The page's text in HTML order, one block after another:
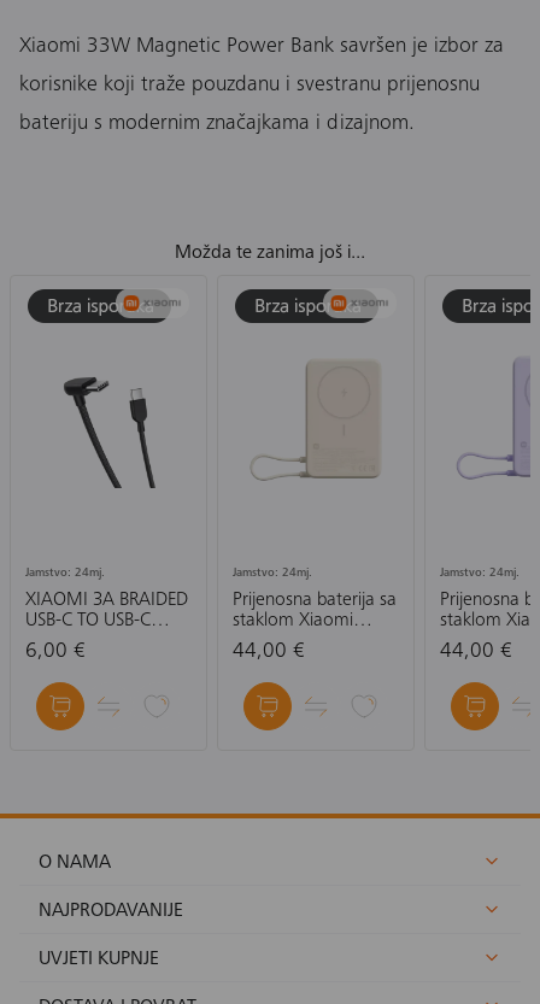
Xiaomi 33W Magnetic Power Bank savršen je izbor za
korisnike koji traže pouzdanu i svestranu prijenosnu
bateriju s modernim značajkama i dizajnom.
Možda te zanima još i...
Jamstvo: 24mj.
XIAOMI 3A BRAIDED
USB-C TO USB-C
CABLE (10CM)-
KABEL
6,00 €
Jamstvo: 24mj.
Prijenosna baterija sa
staklom Xiaomi
Magnetic Power
Bank 10000 mAh
with Built-in Stand,
ljubičasta, bež
44,00 €
Jamstvo: 24mj.
Prijenosna
staklom
Magnetic
Bank 10000
with Built-in
ljubičasta
44,00 €
O NAMA
NAJPRODAVANIJE
UVJETI KUPNJE